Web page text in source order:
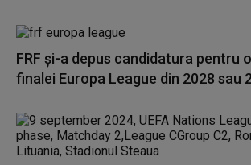
FRF și-a depus candidatura pentru
finalei Europa League din 2028 sau